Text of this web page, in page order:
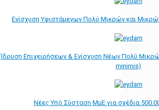
Ενίσχυση Υφιστάμενων Πολύ Μικρών και
Ίδρυση Επιχειρήσεων & Ενίσχυση Νέων Πολύ
minimis)
Νέες Υπό Σύσταση ΜμΕ για σχέδια